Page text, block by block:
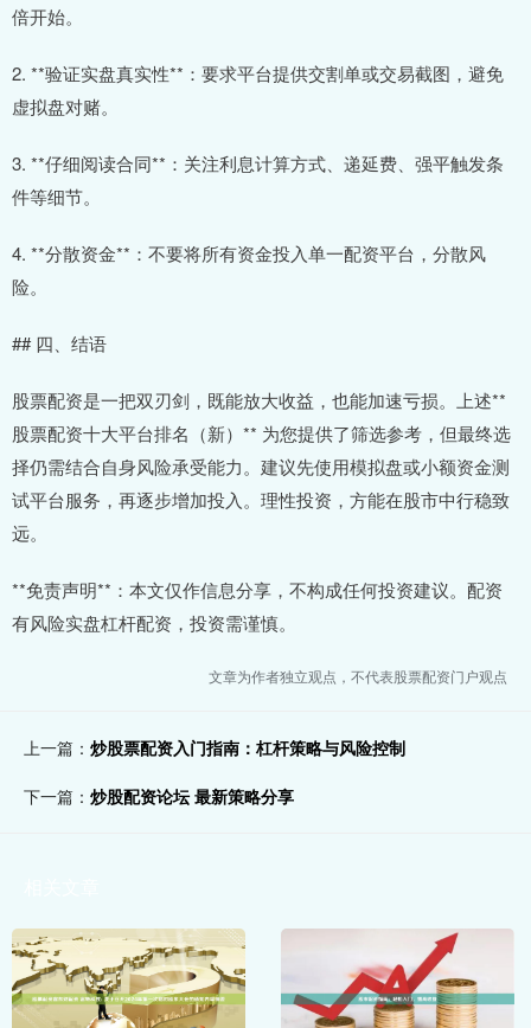
倍开始。
2. **验证实盘真实性**：要求平台提供交割单或交易截图，避免
虚拟盘对赌。
3. **仔细阅读合同**：关注利息计算方式、递延费、强平触发条
件等细节。
4. **分散资金**：不要将所有资金投入单一配资平台，分散风
险。
## 四、结语
股票配资是一把双刃剑，既能放大收益，也能加速亏损。上述**
股票配资十大平台排名（新）** 为您提供了筛选参考，但最终选
择仍需结合自身风险承受能力。建议先使用模拟盘或小额资金测
试平台服务，再逐步增加投入。理性投资，方能在股市中行稳致
远。
**免责声明**：本文仅作信息分享，不构成任何投资建议。配资
有风险实盘杠杆配资，投资需谨慎。
文章为作者独立观点，不代表股票配资门户观点
上一篇： 炒股票配资入门指南：杠杆策略与风险控制
下一篇： 炒股配资论坛 最新策略分享